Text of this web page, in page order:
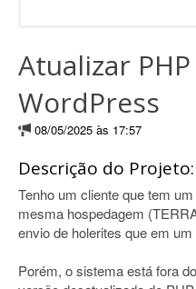
Atualizar
WordPress
08/05/2025 às 17:57
Descrição do Projeto:
Tenho um cliente que tem
mesma hospedagem
envio de holerites que em um
Porém, o sistema está fora